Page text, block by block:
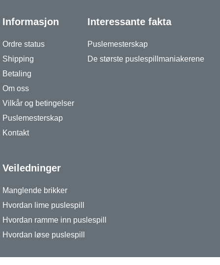
Informasjon
Ordre status
Shipping
Betaling
Om oss
Vilkår og betingelser
Puslemesterskap
Kontakt
Interessante fakta
Puslemesterskap
De største puslespillmaniakerene
Veiledninger
Manglende brikker
Hvordan lime puslespill
Hvordan ramme inn puslespill
Hvordan løse puslespill